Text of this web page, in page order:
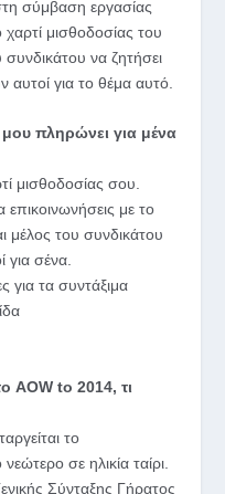
σύμβαση εργασίας
μισθοδοσίας του
να ζητήσει
για το θέμα αυτό.
πληρώνει για μένα
μισθοδοσίας σου.
με το
μέλος του συνδικάτου
για σένα.
για τα συντάξιμα
AOW to 2014, τι
το
σε ηλικία ταίρι.
Σύνταξης Γήρατος